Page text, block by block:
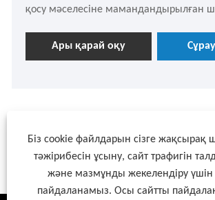
қосу мәселесіне мамандандырылған
қарапайым мыс жолақ емес. Бұл нақты
штамптау, майыстыру және оқшаулау
Ары қарай оқу
Біз cookie файлдарын сізге жақсырақ
тәжірибесін ұсыну, сайт трафигін
және мазмұнды жекелендіру үшін
пайдаланамыз. Осы сайтты